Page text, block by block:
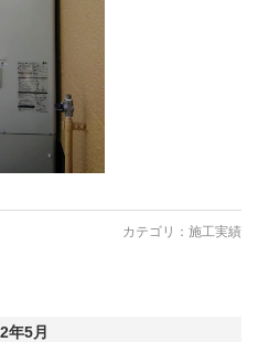
カテゴリ： 施工実績
年5月